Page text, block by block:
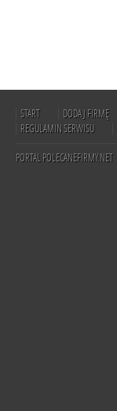
START DODAJ FIRMĘ
REGULAMIN SERWISU
PORTAL POLECANEFIRMY.NET